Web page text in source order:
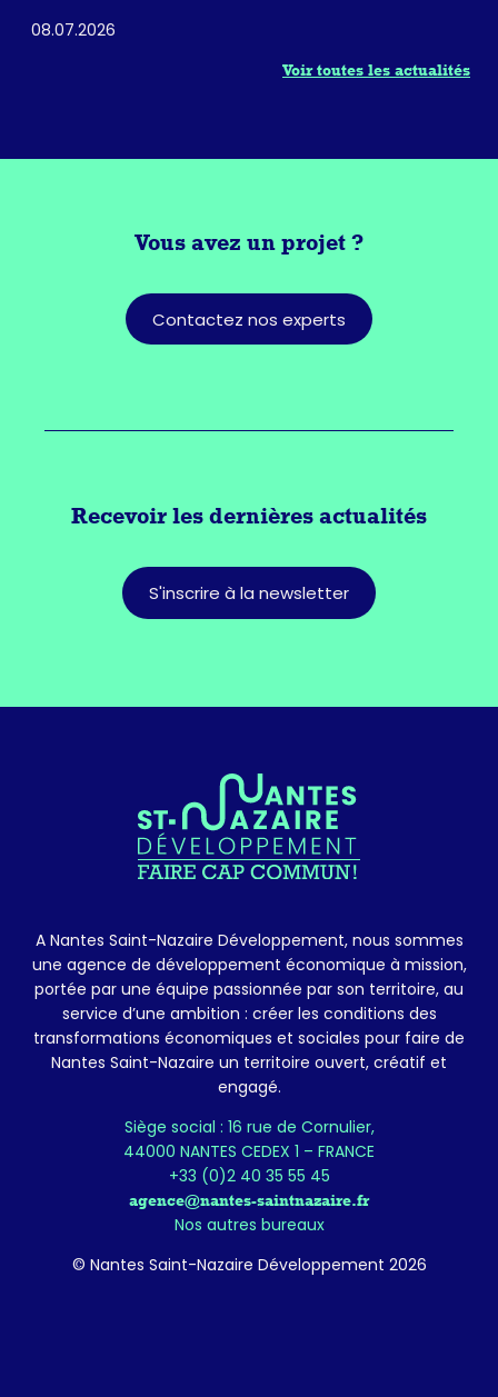
08.07.2026
Voir toutes les actualités
Vous avez un projet ?
Contactez nos experts
Recevoir les dernières actualités
S'inscrire à la newsletter
A Nantes Saint-Nazaire Développement, nous sommes
une agence de développement économique à mission,
portée par une équipe passionnée par son territoire, au
service d’une ambition : créer les conditions des
transformations économiques et sociales pour faire de
Nantes Saint-Nazaire un territoire ouvert, créatif et
engagé.
Siège social : 16 rue de Cornulier,
44000 NANTES CEDEX 1 – FRANCE
+33 (0)2 40 35 55 45
agence@nantes-saintnazaire.fr
Nos autres bureaux
© Nantes Saint-Nazaire Développement 2026